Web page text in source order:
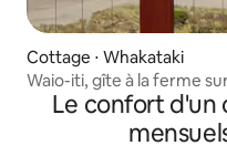
Cottage ⋅ Whakataki
Waio-iti, gîte à la ferme
Le confort d'un